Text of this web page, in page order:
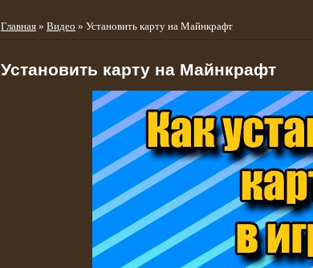
Главная » Видео » Установить карту на Майнкрафт
Установить карту на Майнкрафт